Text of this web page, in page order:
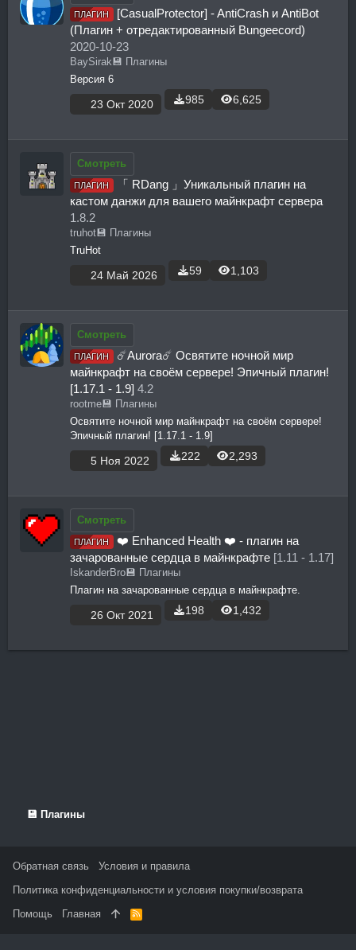
ПЛАГИН
[CasualProtector] - AntiCrash и AntiBot
(Плагин + отредактированный Bungeecord)
2020-10-23
BaySirak 💾 Плагины
Версия 6
23 Окт 2020 985 6,625
Смотреть
ПЛАГИН
「 RDang 」Уникальный плагин на
кастом данжи для вашего майнкрафт сервера
1.8.2
truhot💾 Плагины
TruHot
24 Май 2026 59 1,103
Смотреть
ПЛАГИН
☄️Aurora☄️ Освятите ночной мир
майнкрафт на своём сервере! Эпичный плагин!
[1.17.1 - 1.9] 4.2
rootme💾 Плагины
Освятите ночной мир майнкрафт на своём сервере!
Эпичный плагин! [1.17.1 - 1.9]
5 Ноя 2022 222 2,293
Смотреть
ПЛАГИН
❤️ Enhanced Health ❤️ - плагин на
зачарованные сердца в майнкрафте [1.11 - 1.17]
IskanderBro💾 Плагины
Плагин на зачарованные сердца в майнкрафте.
26 Окт 2021 198 1,432
💾 Плагины
Обратная связь
Условия и правила
Политика конфиденциальности и условия покупки/возврата
Помощь
Главная
R